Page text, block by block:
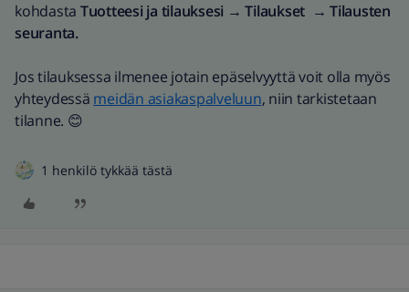
kohdasta Tuotteesi ja tilauksesi → Tilaukset → Tilausten
seuranta.
Jos tilauksessa ilmenee jotain epäselvyyttä voit olla myös
yhteydessä meidän asiakaspalveluun, niin tarkistetaan
tilanne. 😊
1 henkilö tykkää tästä